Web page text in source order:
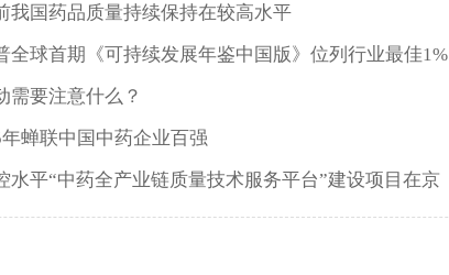
我国药品质量持续保持在较高水平
全球首期《可持续发展年鉴中国版》位列行业最佳1%
需要注意什么？
蝉联中国中药企业百强
水平“中药全产业链质量技术服务平台”建设项目在京